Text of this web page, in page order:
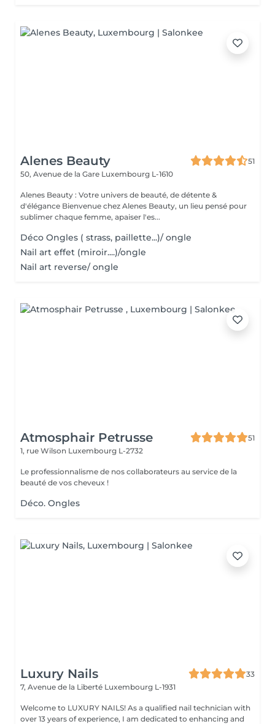
Alenes Beauty
51
50, Avenue de la Gare Luxembourg L-1610
Alenes Beauty : Votre univers de beauté, de détente &
d'élégance Bienvenue chez Alenes Beauty, un lieu pensé pour
sublimer chaque femme, apaiser l'es...
Déco Ongles ( strass, paillette...)/ ongle
Nail art effet (miroir....)/ongle
Nail art reverse/ ongle
Atmosphair Petrusse
51
1, rue Wilson Luxembourg L-2732
Le professionnalisme de nos collaborateurs au service de la
beauté de vos cheveux !
Déco. Ongles
Luxury Nails
33
7, Avenue de la Liberté Luxembourg L-1931
Welcome to LUXURY NAILS! As a qualified nail technician with
over 13 years of experience, I am dedicated to enhancing and